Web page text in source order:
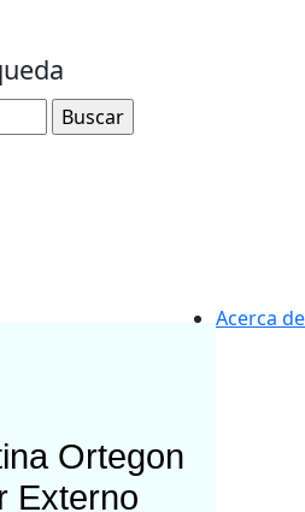
Acerca de
Ortegon
Externo